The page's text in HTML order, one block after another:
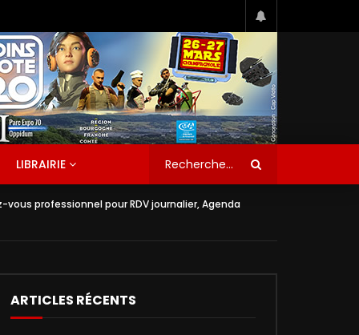
LIBRAIRIE
professionnel pour RDV journalier, Agenda
ARTICLES RÉCENTS